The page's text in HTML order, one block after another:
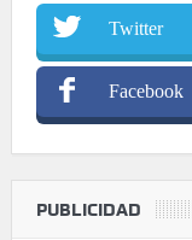
Twitter
Facebook
PUBLICIDAD